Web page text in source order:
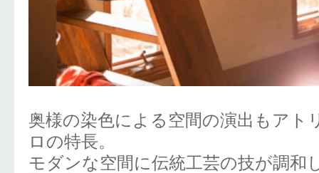
奥様の染色による空間の演出もアト
ロの特長。
モダンな空間に伝統工芸の技が調和